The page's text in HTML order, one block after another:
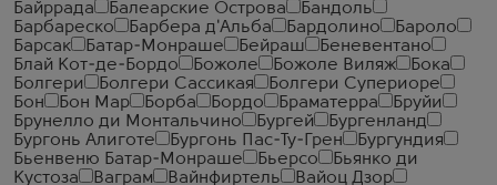
Байррада
Балеарские Острова
Бандоль
Барбареско
Барбера д'Альба Бардолино
Бароло
Барсак
Батар-Монраше Бейраш
Беневентано
Блай Кот-де-Бордо
Божоле Божоле Виляж
Бока
Болгери
Болгери Сассикая
Болгери Супериоре
Бон
Бон Мар Борба Бордо Браматерра
Бруйи
Брунелло ди Монтальчино
Бургей
Бургенланд
Бургонь Алиготе
Бургонь Пас-Ту-Грен
Бургундия
Бьенвеню Батар-Монраше
Бьерсо
Бьянко ди
Кустоза
Ваграм Вайнфиртель
Вайоц Дзор